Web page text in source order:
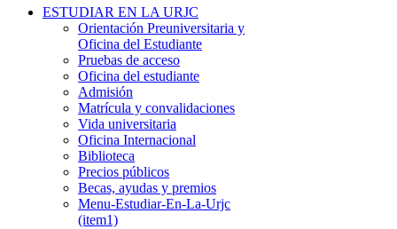
ESTUDIAR EN LA URJC
Orientación Preuniversitaria y
Oficina del Estudiante
Pruebas de acceso
Oficina del estudiante
Admisión
Matrícula y convalidaciones
Vida universitaria
Oficina Internacional
Biblioteca
Precios públicos
Becas, ayudas y premios
Menu-Estudiar-En-La-Urjc
(item1)